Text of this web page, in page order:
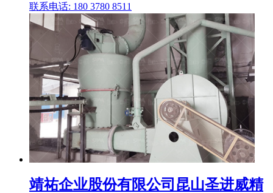
联系电话: 180 3780 8511
靖祐企业股份有限公司昆山圣进威精